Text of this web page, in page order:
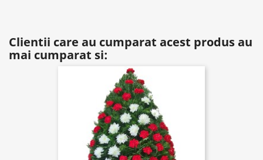
Clientii care au cumparat acest produs au
mai cumparat si: